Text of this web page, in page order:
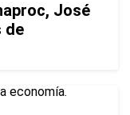
José
de